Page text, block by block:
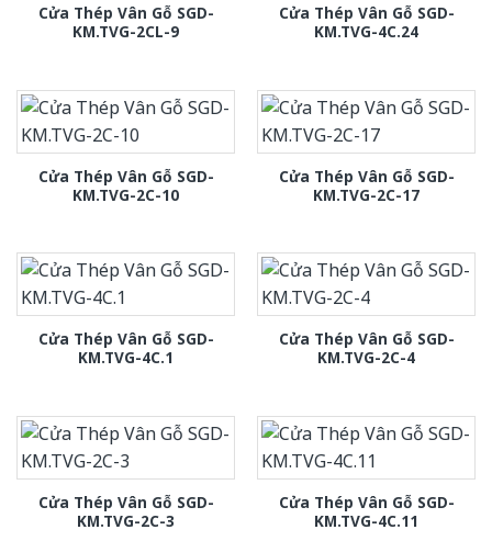
Cửa Thép Vân Gỗ SGD-
KM.TVG-2CL-9
Cửa Thép Vân Gỗ SGD-
KM.TVG-4C.24
Cửa Thép Vân Gỗ SGD-
KM.TVG-2C-10
Cửa Thép Vân Gỗ SGD-
KM.TVG-2C-17
Cửa Thép Vân Gỗ SGD-
KM.TVG-4C.1
Cửa Thép Vân Gỗ SGD-
KM.TVG-2C-4
Cửa Thép Vân Gỗ SGD-
KM.TVG-2C-3
Cửa Thép Vân Gỗ SGD-
KM.TVG-4C.11